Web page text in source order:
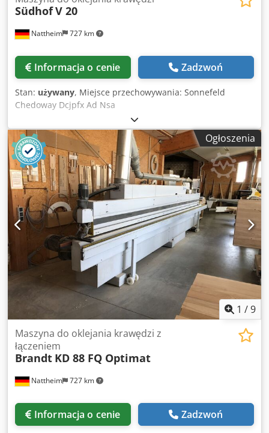
Nattheim 727 km
SüdhofV 20
Informacja o cenie Zadzwoń
Stan: używany, Miejsce przechowywania: Sonnefeld
Chedoway Dcjpfx Ad Nsa
Ogłoszenia
1 /9
Nattheim 727 km
Maszyna do oklejania krawędzi z
łączeniem
Brandt KD 88 FQ Optimat
Informacja o cenie Zadzwoń